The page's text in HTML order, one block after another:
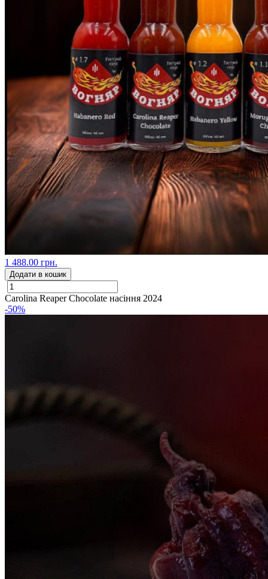
1 488.00 грн.
Додати в кошик
Carolina Reaper Chocolate насіння 2024
-50%